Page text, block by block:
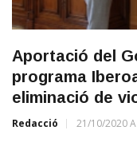
Aportació del
programa
eliminació de
Redacció 21/10/2020 A